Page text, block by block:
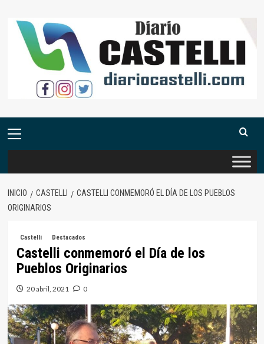
contenido
Menú
INICIO CASTELLI
CASTELLI CONMEMORÓ EL DÍA DE LOS PUEBLOS
ORIGINARIOS
Castelli Destacados
Castelli conmemoró el Día de los
Pueblos Originarios
20 abril, 2021 0